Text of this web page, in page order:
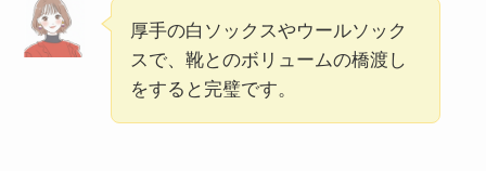
厚手の白ソックスやウールソック
スで、靴とのボリュームの橋渡し
をすると完璧です。